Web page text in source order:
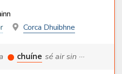
Corca Dhuibhne
chuíne sé air sin ···